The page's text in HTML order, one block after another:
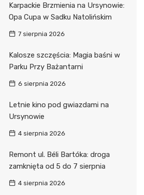
Karpackie Brzmienia na Ursynowie:
Opa Cupa w Sadku Natolińskim
7 sierpnia 2026
Kalosze szczęścia: Magia baśni w
Parku Przy Bażantarni
6 sierpnia 2026
Letnie kino pod gwiazdami na
Ursynowie
4 sierpnia 2026
Remont ul. Béli Bartóka: droga
zamknięta od 5 do 7 sierpnia
4 sierpnia 2026